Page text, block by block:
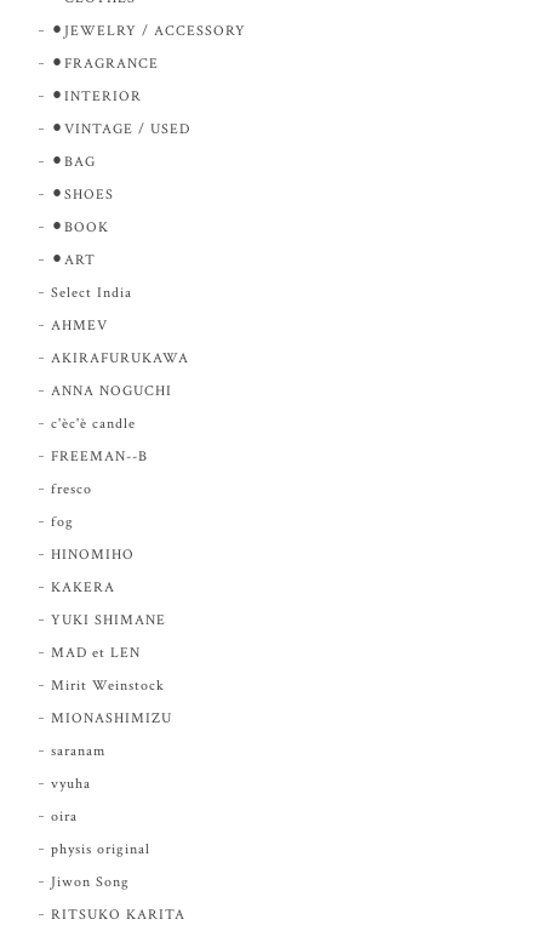
⚫︎JEWELRY / ACCESSORY
⚫︎FRAGRANCE
⚫︎INTERIOR
⚫︎VINTAGE / USED
⚫︎BAG
⚫︎SHOES
⚫︎BOOK
⚫︎ART
Select India
AHMEV
AKIRAFURUKAWA
ANNA NOGUCHI
c'èc'è candle
FREEMAN--B
fresco
fog
HINOMIHO
KAKERA
YUKI SHIMANE
MAD et LEN
Mirit Weinstock
MIONASHIMIZU
saranam
vyuha
oira
physis original
Jiwon Song
RITSUKO KARITA